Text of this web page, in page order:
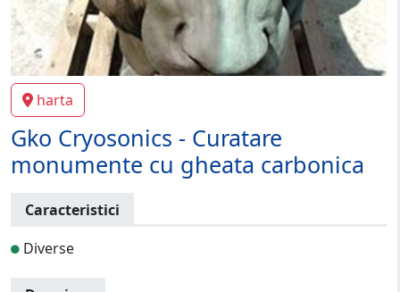
harta
Gko Cryosonics - Curatare
monumente cu gheata carbonica
Caracteristici
Diverse